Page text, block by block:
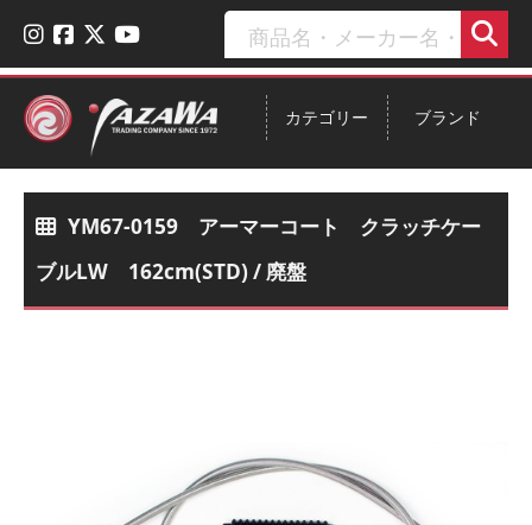
ブランド
カテゴリー
YM67-0159 アーマーコート クラッチケー
ブルLW 162cm(STD) / 廃盤